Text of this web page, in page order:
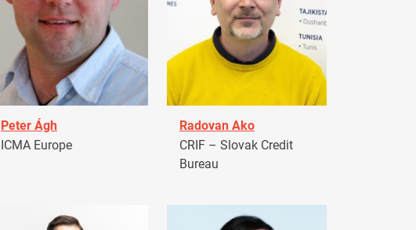
Peter Ágh
ICMA Europe
Radovan Ako
CRIF – Slovak Credit
Bureau